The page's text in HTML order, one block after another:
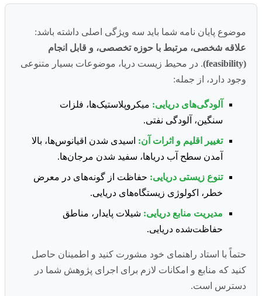
موضوع پایان نامه شما باید سه ویژگی اصلی داشته باشد:
علاقه شخصی، مرتبط با حوزه تخصصی، و قابل انجام
(feasibility)
. در محیط زیست دریا، موضوعات بسیار متنوعی
وجود دارد، از جمله:
آلودگی‌های دریایی: میکروپلاستیک‌ها، فلزات
سنگین، آلودگی نفتی.
تغییر اقلیم و اثرات آن: اسیدی شدن اقیانوس‌ها، بالا
آمدن سطح آب دریاها، سفید شدن مرجان‌ها.
تنوع زیستی دریایی: حفاظت از گونه‌های در معرض
خطر، اکولوژی زیستگاه‌های دریایی.
مدیریت منابع دریایی: شیلات پایدار، مناطق
حفاظت‌شده دریایی.
حتماً با استاد راهنمای خود مشورت کنید و اطمینان حاصل
کنید که منابع و امکانات لازم برای اجرای پژوهش شما در
دسترس است.